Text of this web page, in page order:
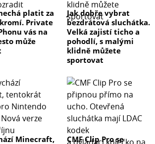
platit za
Private
vás na
může
Jak dobře vybrat
bezdrátová sluchátka.
Velká zajistí ticho a
pohodlí, s malými
klidně můžete
sportovat
Minecraft,
CMF Clip Pro se